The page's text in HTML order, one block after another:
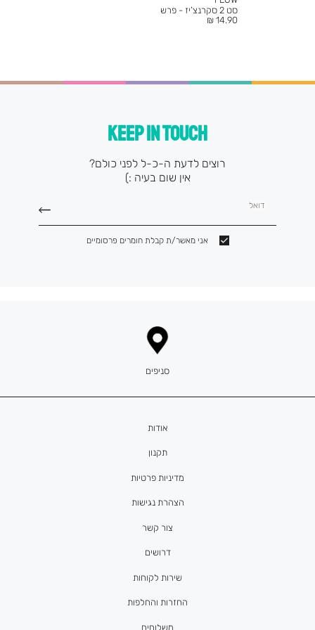
סט 2 סקרנצ’יז - פרש
מחיר
14.90 ₪
KEEP IN TOUCH
רוצים לדעת ה-כ-ל לפני כולם?
אין שום בעיה :)
דואל
אני מאשר/ת קבלת חומרים פרסומיים
אודות
תקנון
מדיניות פרטיות
הצהרת נגישות
צור קשר
דרושים
סניפים
שירות לקוחות
החזרות והחלפות
משלוחים